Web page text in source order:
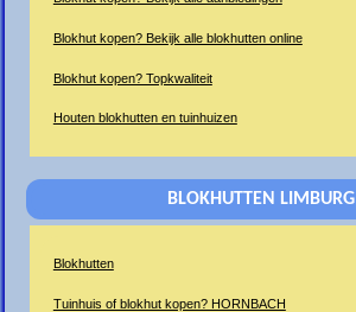
Blokhut kopen? Bekijk alle blokhutten online
Blokhut kopen? Topkwaliteit
Houten blokhutten en tuinhuizen
BLOKHUTTEN LIMBURG
Blokhutten
Tuinhuis of blokhut kopen? HORNBACH